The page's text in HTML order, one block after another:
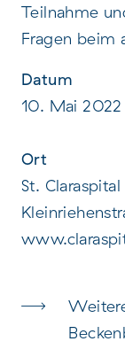
Teilnahme
Fragen beim
Datum
10. Mai
Ort
St. Claraspital